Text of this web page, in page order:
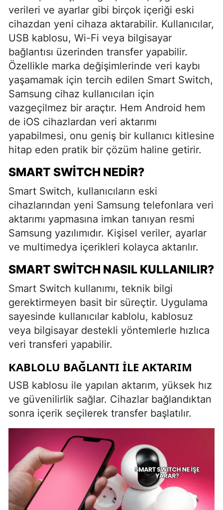
verileri ve ayarlar gibi birçok içeriği eski
cihazdan yeni cihaza aktarabilir. Kullanıcılar,
USB kablosu, Wi-Fi veya bilgisayar
bağlantısı üzerinden transfer yapabilir.
Özellikle marka değişimlerinde veri kaybı
yaşamamak için tercih edilen Smart Switch,
Samsung cihaz kullanıcıları için
vazgeçilmez bir araçtır. Hem Android hem
de iOS cihazlardan veri aktarımı
yapabilmesi, onu geniş bir kullanıcı kitlesine
hitap eden pratik bir çözüm haline getirir.
SMART SWITCH NEDIR?
Smart Switch, kullanıcıların eski
cihazlarından yeni Samsung telefonlara veri
aktarımı yapmasına imkan tanıyan resmi
Samsung yazılımıdır. Kişisel veriler, ayarlar
ve multimedya içerikleri kolayca aktarılır.
SMART SWITCH NASIL KULLANILIR?
Smart Switch kullanımı, teknik bilgi
gerektirmeyen basit bir süreçtir. Uygulama
sayesinde kullanıcılar kablolu, kablosuz
veya bilgisayar destekli yöntemlerle hızlıca
veri transferi yapabilir.
KABLOLU BAĞLANTI ILE AKTARIM
USB kablosu ile yapılan aktarım, yüksek hız
ve güvenilirlik sağlar. Cihazlar bağlandıktan
sonra içerik seçilerek transfer başlatılır.